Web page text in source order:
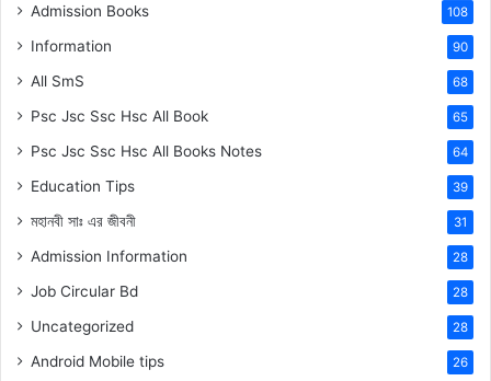
Admission Books 108
Information 90
All SmS 68
Psc Jsc Ssc Hsc All Book 65
Psc Jsc Ssc Hsc All Books Notes 64
Education Tips 39
মহানবী সাঃ এর জীবনী 31
Admission Information 28
Job Circular Bd 28
Uncategorized 28
Android Mobile tips 26